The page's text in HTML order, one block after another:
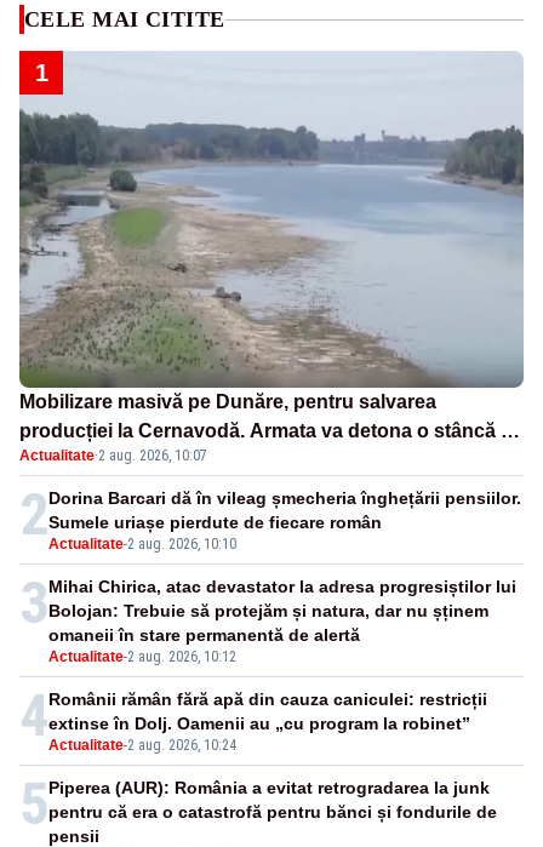
CELE MAI CITITE
1
Mobilizare masivă pe Dunăre, pentru salvarea
producției la Cernavodă. Armata va detona o stâncă și
va devia apa fluviului - IMAGINI AERIENE
Actualitate·2 aug. 2026, 10:07
2Actualitate-2 aug. 2026, 10:10
Dorina Barcari dă în vileag șmecheria înghețării pensiilor.
Sumele uriașe pierdute de fiecare român
3
Actualitate-2 aug. 2026, 10:12
Mihai Chirica, atac devastator la adresa progresiștilor lui
Bolojan: Trebuie să protejăm și natura, dar nu șținem
omaneii în stare permanentă de alertă
4Actualitate-2 aug. 2026, 10:24
Românii rămân fără apă din cauza caniculei: restricții
extinse în Dolj. Oamenii au „cu program la robinet”
5Piperea (AUR): România a evitat retrogradarea la junk
pentru că era o catastrofă pentru bănci și fondurile de
pensii